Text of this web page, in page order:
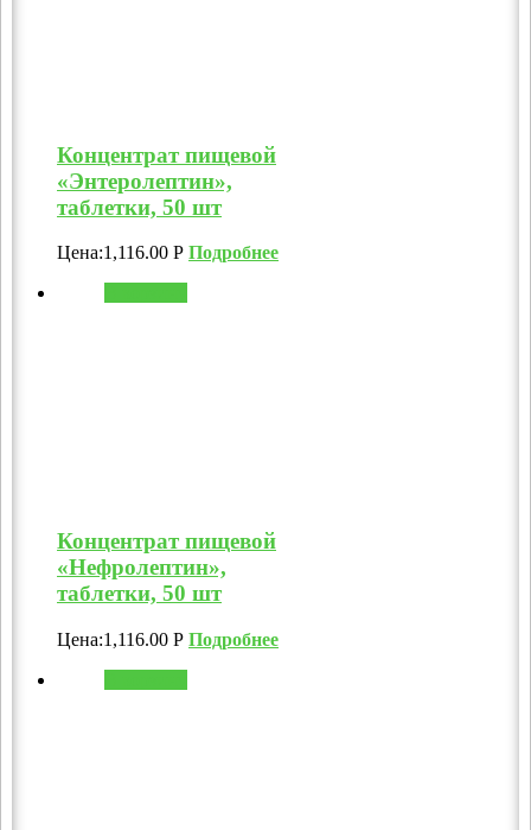
Концентрат пищевой
«Энтеролептин»,
таблетки, 50 шт
Цена:1,116.00 Р Подробнее
Концентрат пищевой
«Нефролептин»,
таблетки, 50 шт
Цена:1,116.00 Р Подробнее